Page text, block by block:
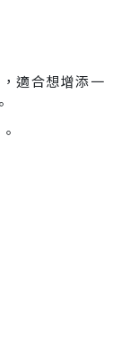
適合想增添一